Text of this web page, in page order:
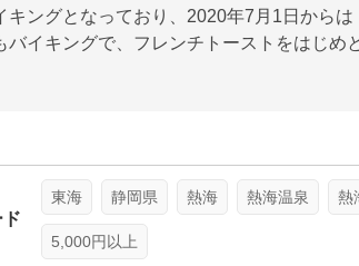
キングとなっており、2020年7月1日からは
バイキングで、フレンチトーストをはじめ
東海 静岡県 熱海 熱海温泉 熱
5,000円以上